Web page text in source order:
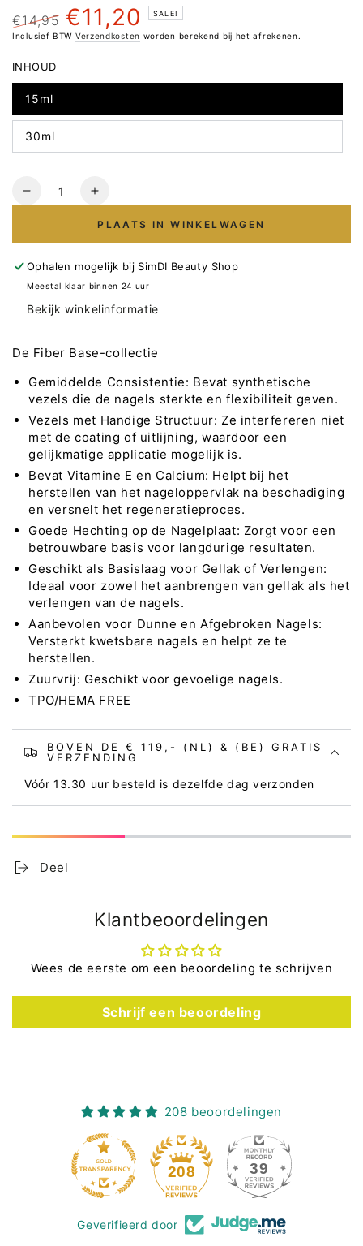
Normale
€14,95
Sale
€11,20 SALE!
Inclusief BTW Verzendkosten worden berekend bij het afrekenen.
INHOUD
15ml
30ml
Hoeveelheid
Verlaag
Fiber
base
TPO/HEMA
Trendy
Verhoog
aantal
Fiber
base
TPO/HEMA
Trendy
PLAATS IN WINKELWAGEN
Ophalen mogelijk bij SimDI Beauty Shop
Meestal klaar binnen 24 uur
Bekijk winkelinformatie
De Fiber Base-collectie
Gemiddelde Consistentie: Bevat synthetische
vezels die de nagels sterkte en flexibiliteit geven.
Vezels met Handige Structuur: Ze interfereren niet
met de coating of uitlijning, waardoor een
gelijkmatige applicatie mogelijk is.
Bevat Vitamine E en Calcium: Helpt bij het
herstellen van het nageloppervlak na beschadiging
en versnelt het regeneratieproces.
Goede Hechting op de Nagelplaat: Zorgt voor een
betrouwbare basis voor langdurige resultaten.
Geschikt als Basislaag voor Gellak of Verlengen:
Ideaal voor zowel het aanbrengen van gellak als het
verlengen van de nagels.
Aanbevolen voor Dunne en Afgebroken Nagels:
Versterkt kwetsbare nagels en helpt ze te
herstellen.
Zuurvrij: Geschikt voor gevoelige nagels.
TPO/HEMA FREE
BOVEN DE € 119,- (NL) & (BE) GRATIS
VERZENDING
Vóór 13.30 uur besteld is dezelfde dag verzonden
Deel
Klantbeoordelingen
Wees de eerste om een beoordeling te schrijven
Schrijf een beoordeling
208 beoordelingen
208 39
Geverifieerd door